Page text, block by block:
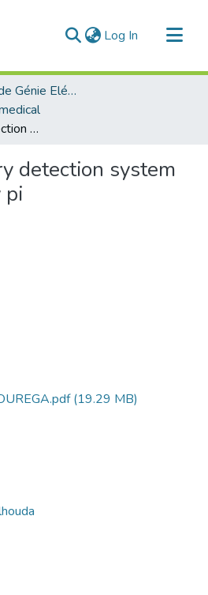
Log In (current)
Département de Génie Eléctrique et Electronique
Smart infant cry detection system with raspberry pi
detection system
pi
(19.29 MB)